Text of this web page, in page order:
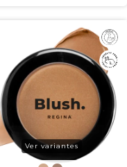
Ver variantes